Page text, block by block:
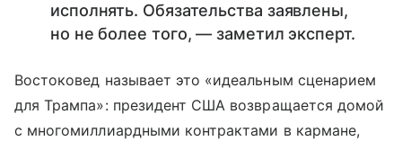
исполнять. Обязательства заявлены,
но не более того, — заметил эксперт.
Востоковед называет это «идеальным сценарием
для Трампа»: президент США возвращается домой
с многомиллиардными контрактами в кармане,